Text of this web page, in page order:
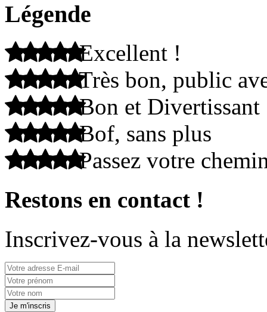
Légende
Excellent !
Très bon, public
Bon et Divertissant
Bof, sans plus
Passez votre
Restons en contact !
Inscrivez-vous à la